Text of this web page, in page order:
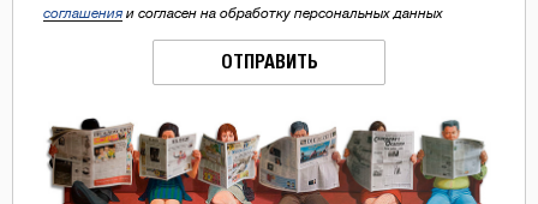
соглашения и согласен на обработку персональных данных
ОТПРАВИТЬ